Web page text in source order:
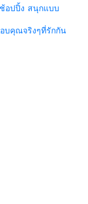
อปปิ้ง สนุกแบบ
บคุณจริงๆที่รักกัน